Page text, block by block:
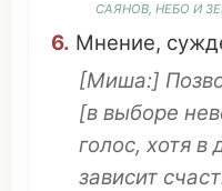
САЯНОВ, НЕБО И
6. Мнение,
[Миша:]
[в выборе
голос, хотя в
зависит